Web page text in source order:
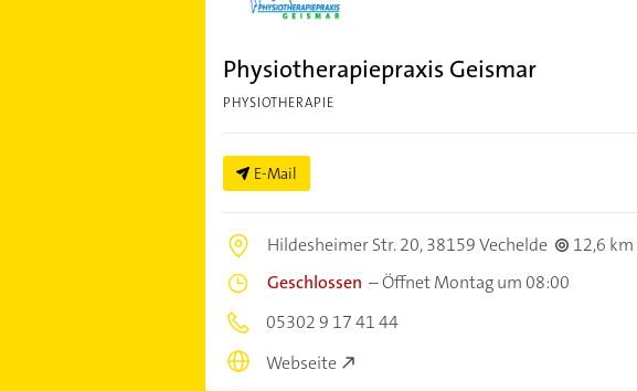
Physiotherapiepraxis Geismar
PHYSIOTHERAPIE
E-Mail
Hildesheimer Str. 20,38159 Vechelde
12,6 km
Geschlossen –Öffnet Montag um 08:00
05302 9 17 41 44
Webseite